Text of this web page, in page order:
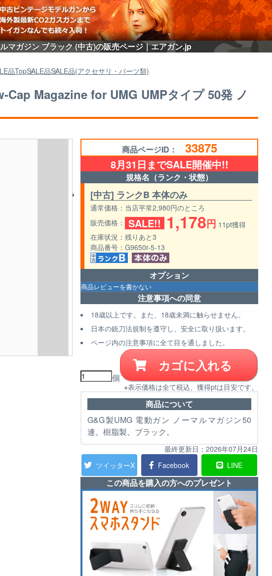
マガジン ブラック (中古)の販売ページ｜エアガン.jp
品TopSALE品SALE品(アクセサリ・パーツ類)
Magazine for UMG UMPタイプ 50発 ノ
商品ページID： 33875
8月31日までSALE開催中!!
規格名（ランク・状態）
[中古] ランクB 本体のみ
通常価格
当店平常2,980円のところ
販売価格
SALE!! 1,178円 11pt獲得
在庫状況
残りあと3
商品番号
G9650r-5-13
オプション
注意事項への同意
18歳以上です。また、18歳未満に触らせません。
日本の銃刀法規制を遵守し、安全に取り扱います。
ページ内の注意事項に全て目を通しました。
個
カゴに入れる
※表示価格は全て税込、獲得ptは目安です。
商品について
G&G製UMG 電動ガン ノーマルマガジン50
連。樹脂製。ブラック。
最終更新日： 2026年07月24日
ツイッターX
Facebook LINE
この商品を購入の方へのプレゼント